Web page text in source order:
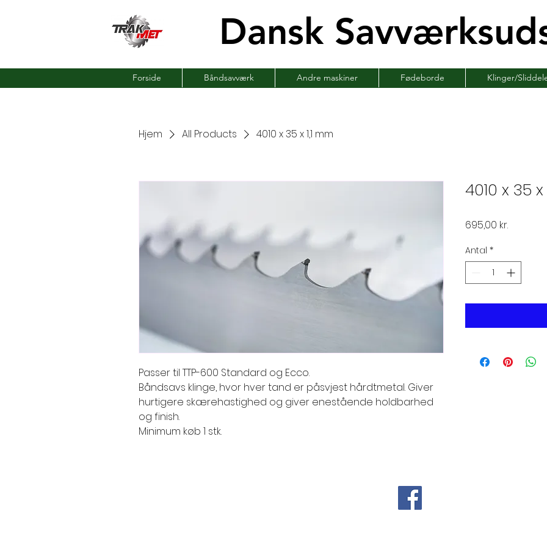
Dansk
Forside Båndsavværk Andre maskiner Fødeborde Klinger/
Hjem All Products 4010 x 35 x 1,1 mm
Passer til TTP-600 Standard og Ecco.
Båndsavs klinge, hvor hver tand er påsvjest hårdtmetal. Giver
hurtigere skærehastighed og giver enestående holdbarhed
og finish.
Minimum køb 1 stk.
4010 x 35 x
695,00 kr.Pris
Antal *